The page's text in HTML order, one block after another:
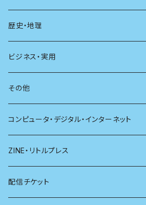
現代思想
新潮
別冊太陽
自然
科学
社会
哲学
医学
看護学
心理学
電子版（EPub）
電子版（PDF）
歴史・地理
歴史
地理
ビジネス・実用
雷鳥社辞典シリーズ
その他
珈琲
雑貨
コンピュータ・デジタル・インターネット
ZINE・リトルプレス
電子版（EPub）
配信チケット